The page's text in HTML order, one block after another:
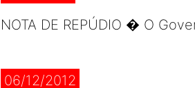
NOTA DE REPÚDIO � O
06/12/2012